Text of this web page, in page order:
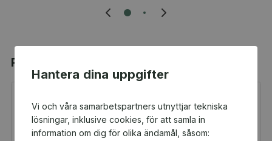
Hantera dina uppgifter
Vi och våra samarbetspartners utnyttjar tekniska
lösningar, inklusive cookies, för att samla in
information om dig för olika ändamål, såsom:
Populära produkter